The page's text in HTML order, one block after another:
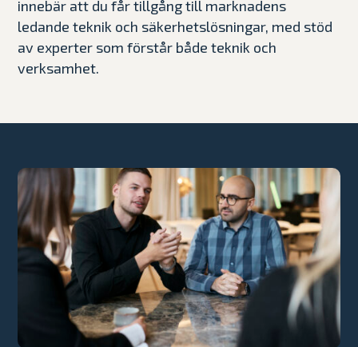
innebär att du får tillgång till marknadens
ledande teknik och säkerhetslösningar, med stöd
av experter som förstår både teknik och
verksamhet.